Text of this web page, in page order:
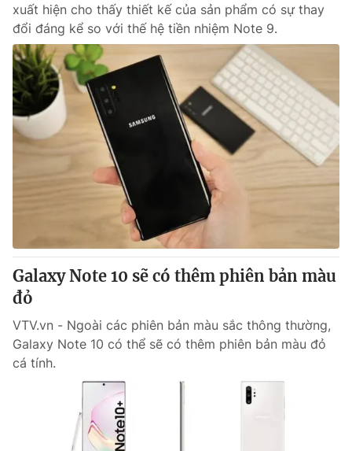
xuất hiện cho thấy thiết kế của sản phẩm có sự thay
đổi đáng kể so với thế hệ tiền nhiệm Note 9.
Galaxy Note 10 sẽ có thêm phiên bản màu
đỏ
VTV.vn - Ngoài các phiên bản màu sắc thông thường,
Galaxy Note 10 có thể sẽ có thêm phiên bản màu đỏ
cá tính.